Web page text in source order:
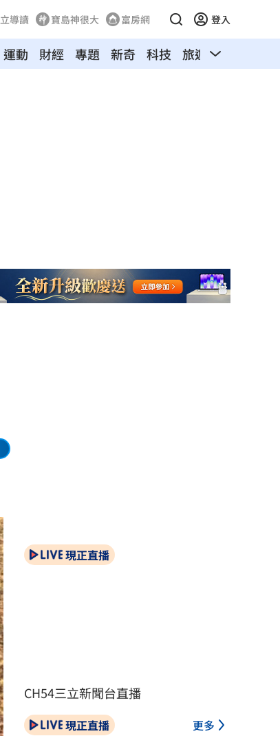
導讀 寶島神很大 富房網 登入
運動 財經 專題 新奇 科技 旅遊 汽車
現正直播
CH54三立新聞台直播
現正直播 更多